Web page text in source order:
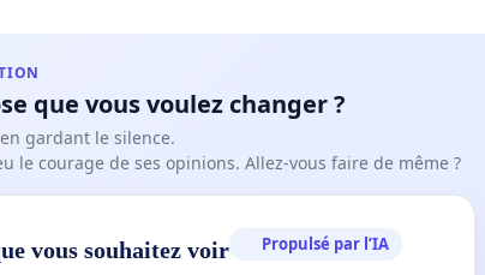
que vous voulez changer ?
gardant le silence.
le courage de ses opinions. Allez-vous faire de même ?
vous souhaitez voir Propulsé par l’IA